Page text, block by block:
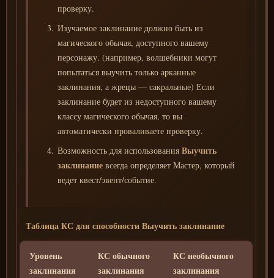
проверку.
Изучаемое заклинание должно быть из
магического обычая, доступного вашему
персонажу. (например, волшебники могут
попытаться выучить только арканные
заклинания, а жрецы — сакральные) Если
заклинание будет из недоступного вашему
классу магического обычая, то вы
автоматически проваливаете проверку.
Возможность для использования Выучить
заклинание всегда определяет Мастер, который
ведет квест/эвент/событие.
Таблица КС для способности Выучить заклинание
Уровень
заклинания
КС обычного
заклинания
КС необычного
заклинания